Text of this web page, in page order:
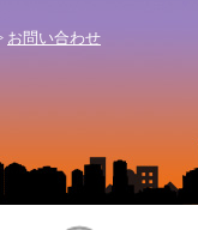
お問い合わせ